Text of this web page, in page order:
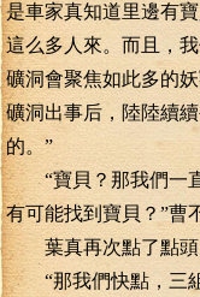
是車家真知道里邊有
這么多人來。而且，
礦洞會聚焦如此多的
礦洞出事后，陸陸續
的。”
“寶貝？那我們一直
有可能找到寶貝？”曹
葉真再次點了點頭
“那我們快點，三組